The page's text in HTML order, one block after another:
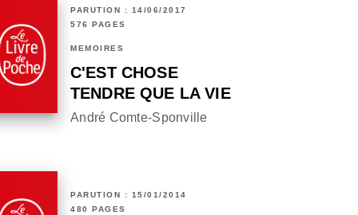
PARUTION : 14/06/2017
576 PAGES
MÉMOIRES
C'EST CHOSE
TENDRE QUE LA VIE
André Comte-Sponville
PARUTION : 15/01/2014
480 PAGES